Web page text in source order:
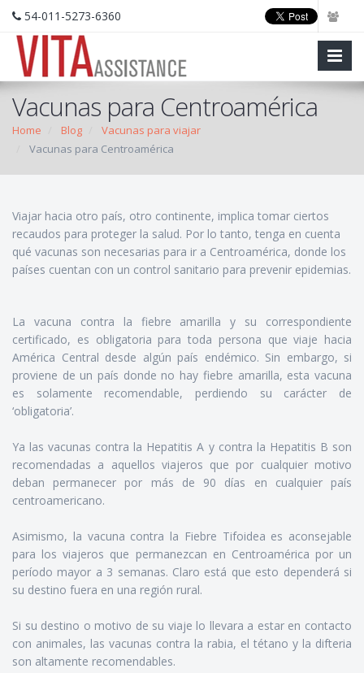
54-011-5273-6360
Vacunas para Centroamérica
Home Blog
Vacunas para viajar
Vacunas para Centroamérica
Viajar hacia otro país, otro continente, implica tomar ciertos
recaudos para proteger la salud. Por lo tanto, tenga en cuenta
qué vacunas son necesarias para ir a Centroamérica, donde los
países cuentan con un control sanitario para prevenir epidemias.
La vacuna contra la fiebre amarilla y su correspondiente
certificado, es obligatoria para toda persona que viaje hacia
América Central desde algún país endémico. Sin embargo, si
proviene de un país donde no hay fiebre amarilla, esta vacuna
es solamente recomendable, perdiendo su carácter de
‘obligatoria’.
Ya las vacunas contra la Hepatitis A y contra la Hepatitis B son
recomendadas a aquellos viajeros que por cualquier motivo
deban permanecer por más de 90 días en cualquier país
centroamericano.
Asimismo, la vacuna contra la Fiebre Tifoidea es aconsejable
para los viajeros que permanezcan en Centroamérica por un
período mayor a 3 semanas. Claro está que esto dependerá si
su destino fuera en una región rural.
Si su destino o motivo de su viaje lo llevara a estar en contacto
con animales, las vacunas contra la rabia, el tétano y la difteria
son altamente recomendables.